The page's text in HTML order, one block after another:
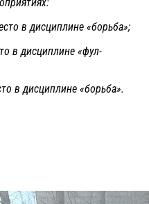
в дисциплине «борьба»;
в дисциплине «фул-
в дисциплине «борьба».